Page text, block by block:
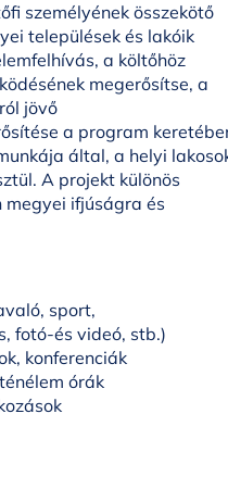
személyének összekötő
települések és lakóik
a költőhöz
megerősítse, a
jövő
a program
által, a helyi
A projekt különös
ifjúságra és
sport,
fotó-és videó, stb.)
konferenciák
órák